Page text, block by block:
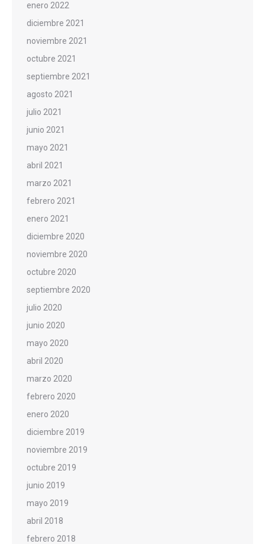
enero 2022
diciembre 2021
noviembre 2021
octubre 2021
septiembre 2021
agosto 2021
julio 2021
junio 2021
mayo 2021
abril 2021
marzo 2021
febrero 2021
enero 2021
diciembre 2020
noviembre 2020
octubre 2020
septiembre 2020
julio 2020
junio 2020
mayo 2020
abril 2020
marzo 2020
febrero 2020
enero 2020
diciembre 2019
noviembre 2019
octubre 2019
junio 2019
mayo 2019
abril 2018
febrero 2018